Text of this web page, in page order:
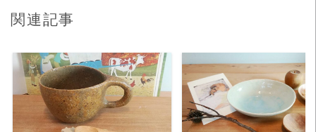
関連記事
READ MORE READ MORE